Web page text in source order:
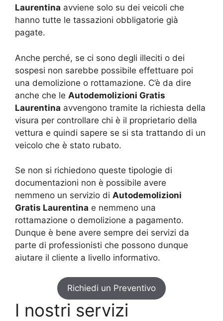
Laurentina avviene solo su dei veicoli che
hanno tutte le tassazioni obbligatorie già
pagate.
Anche perché, se ci sono degli illeciti o dei
sospesi non sarebbe possibile effettuare poi
una demolizione o rottamazione. C’è da dire
anche che le Autodemolizioni Gratis
Laurentina avvengono tramite la richiesta della
visura per controllare chi è il proprietario della
vettura e quindi sapere se si sta trattando di un
veicolo che è stato rubato.
Se non si richiedono queste tipologie di
documentazioni non è possibile avere
nemmeno un servizio di Autodemolizioni
Gratis Laurentina e nemmeno una
rottamazione o demolizione a pagamento.
Dunque è bene avere sempre dei servizi da
parte di professionisti che possono dunque
aiutare il cliente a livello informativo.
Richiedi un Preventivo
I nostri servizi